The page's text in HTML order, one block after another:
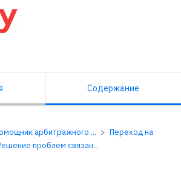
Содержание
арбитражного ...
Переход на
проблем связан...